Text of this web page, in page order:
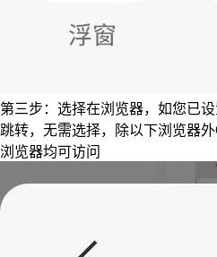
第三步：选择在浏览器，如您已
跳转，无需选择，除以下浏览器
浏览器均可访问